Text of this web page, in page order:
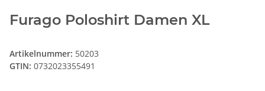
Furago Poloshirt Damen XL
Artikelnummer: 50203
GTIN: 0732023355491